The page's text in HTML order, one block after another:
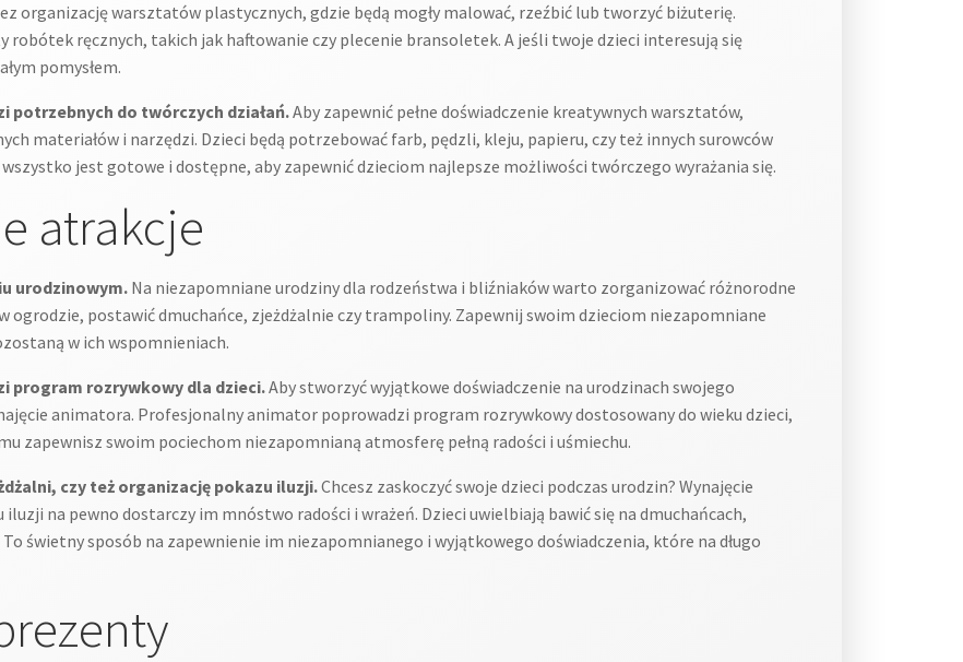
organizację warsztatów plastycznych, gdzie będą mogły malować, rzeźbić lub tworzyć biżuterię.
ręcznych, takich jak haftowanie czy plecenie bransoletek. A jeśli twoje dzieci interesują się
pomysłem.
potrzebnych do twórczych działań.Aby zapewnić pełne doświadczenie kreatywnych warsztatów,
materiałów i narzędzi. Dzieci będą potrzebować farb, pędzli, kleju, papieru, czy też innych surowców
jest gotowe i dostępne, aby zapewnić dzieciom najlepsze możliwości twórczego wyrażania się.
atrakcje
urodzinowym. Na niezapomniane urodziny dla rodzeństwa i bliźniaków warto zorganizować różnorodne
ogrodzie, postawić dmuchańce, zjeżdżalnie czy trampoliny. Zapewnij swoim dzieciom niezapomniane
w ich wspomnieniach.
program rozrywkowy dla dzieci.Aby stworzyć wyjątkowe doświadczenie na urodzinach swojego
animatora. Profesjonalny animator poprowadzi program rozrywkowy dostosowany do wieku dzieci,
zapewnisz swoim pociechom niezapomnianą atmosferę pełną radości i uśmiechu.
czy też organizację pokazu iluzji.Chcesz zaskoczyć swoje dzieci podczas urodzin? Wynajęcie
na pewno dostarczy im mnóstwo radości i wrażeń. Dzieci uwielbiają bawić się na dmuchańcach,
świetny sposób na zapewnienie im niezapomnianego i wyjątkowego doświadczenia, które na długo